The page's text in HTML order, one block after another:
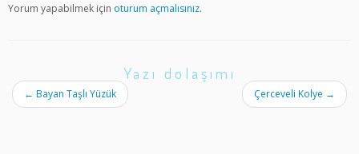
Yorum yapabilmek için oturum açmalısınız.
Yazı dolaşımı
← Bayan Taşlı Yüzük Çerceveli Kolye →